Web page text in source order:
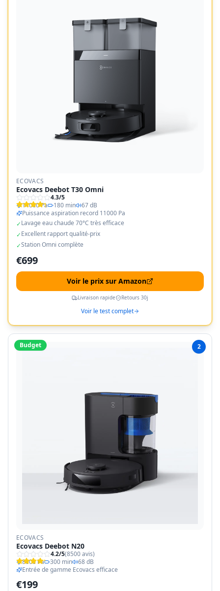
ECOVACS
Ecovacs Deebot T30 Omni
4.3/5
11000 Pa
180 min
67 dB
Puissance aspiration record 11000 Pa
✓Lavage eau chaude 70°C très efficace
✓Excellent rapport qualité-prix
✓Station Omni complète
€699
Voir le prix sur Amazon
Livraison rapide Retours 30j
Voir le test complet
Budget 2
ECOVACS
Ecovacs Deebot N20
4.2/5(8500avis)
8000 Pa
300 min
68 dB
Entrée de gamme Ecovacs efficace
€199